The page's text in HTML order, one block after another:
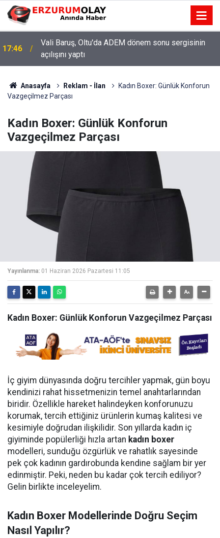
17:46
Vali Baruş, Oltu'da ADEM dönem sonu sergisinin
açılışını yaptı
Anasayfa Reklam - İlan
Kadın Boxer: Günlük Konforun
Vazgeçilmez Parçası
Kadın Boxer: Günlük Konforun
Vazgeçilmez Parçası
Yayınlanma: 01 Haziran 2026 Pazartesi 11:05
Kadın Boxer: Günlük Konforun Vazgeçilmez Parçası
İç giyim dünyasında doğru tercihler yapmak, gün boyu
kendinizi rahat hissetmenizin temel anahtarlarından
biridir. Özellikle hareket halindeyken konforunuzu
korumak, tercih ettiğiniz ürünlerin kumaş kalitesi ve
kesimiyle doğrudan ilişkilidir. Son yıllarda kadın iç
giyiminde popülerliği hızla artan kadın boxer
modelleri, sunduğu özgürlük ve rahatlık sayesinde
pek çok kadının gardırobunda kendine sağlam bir yer
edinmiştir. Peki, neden bu kadar çok tercih ediliyor?
Gelin birlikte inceleyelim.
Kadın Boxer Modellerinde Doğru Seçim
Nasıl Yapılır?